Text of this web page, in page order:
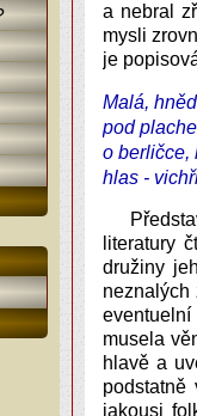
a nebral
mysli
je
Malá,
pod
o berličce,
hlas -
literatury
družiny
neznalých
musela
hlavě a
podstatně
jakousi